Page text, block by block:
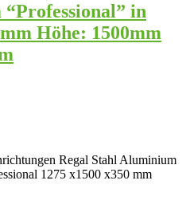
“Professional” in
Höhe: 1500mm
Regal Stahl Aluminium
1275 x1500 x350 mm